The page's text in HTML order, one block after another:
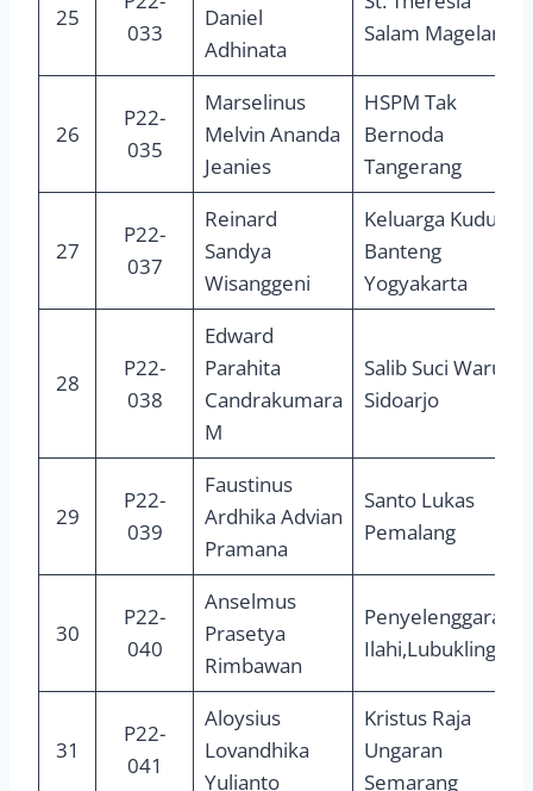
25
033
Daniel
Adhinata
Salam Magelang
26
P22-
035
Marselinus
Melvin Ananda
Jeanies
HSPM Tak
Bernoda
Tangerang
27
P22-
037
Reinard
Sandya
Wisanggeni
Keluarga Kudus
Banteng
Yogyakarta
28
P22-
038
Edward
Parahita
Candrakumara
M
Salib Suci Waru
Sidoarjo
29
P22-
039
Faustinus
Ardhika Advian
Pramana
Santo Lukas
Pemalang
30
P22-
040
Anselmus
Prasetya
Rimbawan
Penyelenggaraan
Ilahi,Lubuklinggau
31
P22-
041
Aloysius
Lovandhika
Yulianto
Kristus Raja
Ungaran
Semarang